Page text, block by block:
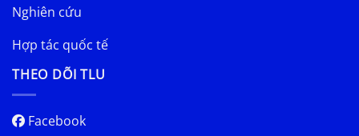
Nghiên cứu
Hợp tác quốc tế
THEO DÕI TLU
Facebook